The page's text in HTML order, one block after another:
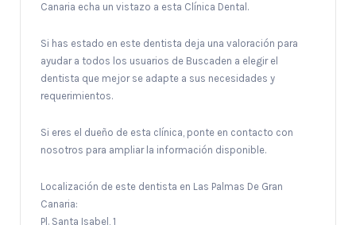
Canaria echa un vistazo a esta Clínica Dental.
Si has estado en este dentista deja una valoración para
ayudar a todos los usuarios de Buscaden a elegir el
dentista que mejor se adapte a sus necesidades y
requerimientos.
Si eres el dueño de esta clínica, ponte en contacto con
nosotros para ampliar la información disponible.
Localización de este dentista en Las Palmas De Gran
Canaria:
Pl. Santa Isabel, 1